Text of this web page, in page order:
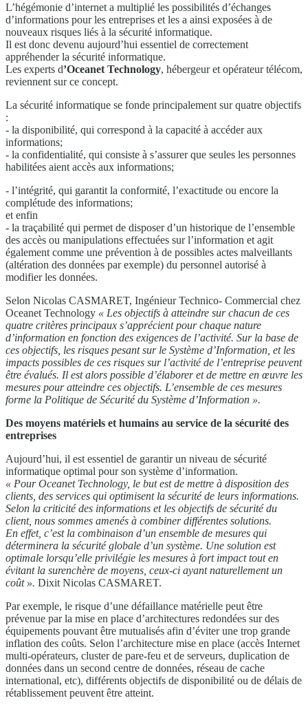
L’hégémonie d’internet a multiplié les possibilités d’échanges
d’informations pour les entreprises et les a ainsi exposées à de
nouveaux risques liés à la sécurité informatique.
Il est donc devenu aujourd’hui essentiel de correctement
appréhender la sécurité informatique.
Les experts d’Oceanet Technology, hébergeur et opérateur télécom,
reviennent sur ce concept.
La sécurité informatique se fonde principalement sur quatre objectifs
:
- la disponibilité, qui correspond à la capacité à accéder aux
informations;
- la confidentialité, qui consiste à s’assurer que seules les personnes
habilitées aient accès aux informations;
- l’intégrité, qui garantit la conformité, l’exactitude ou encore la
complétude des informations;
et enfin
- la traçabilité qui permet de disposer d’un historique de l’ensemble
des accès ou manipulations effectuées sur l’information et agit
également comme une prévention à de possibles actes malveillants
(altération des données par exemple) du personnel autorisé à
modifier les données.
Selon Nicolas CASMARET, Ingénieur Technico- Commercial chez
Oceanet Technology « Les objectifs à atteindre sur chacun de ces
quatre critères principaux s’apprécient pour chaque nature
d’information en fonction des exigences de l’activité. Sur la base de
ces objectifs, les risques pesant sur le Système d’Information, et les
impacts possibles de ces risques sur l’activité de l’entreprise peuvent
être évalués. Il est alors possible d’élaborer et de mettre en œuvre les
mesures pour atteindre ces objectifs. L’ensemble de ces mesures
forme la Politique de Sécurité du Système d’Information ».
Des moyens matériels et humains au service de la sécurité des
entreprises
Aujourd’hui, il est essentiel de garantir un niveau de sécurité
informatique optimal pour son système d’information.
« Pour Oceanet Technology, le but est de mettre à disposition des
clients, des services qui optimisent la sécurité de leurs informations.
Selon la criticité des informations et les objectifs de sécurité du
client, nous sommes amenés à combiner différentes solutions.
En effet, c’est la combinaison d’un ensemble de mesures qui
déterminera la sécurité globale d’un système. Une solution est
optimale lorsqu’elle privilégie les mesures à fort impact tout en
évitant la surenchère de moyens, ceux-ci ayant naturellement un
coût ». Dixit Nicolas CASMARET.
Par exemple, le risque d’une défaillance matérielle peut être
prévenue par la mise en place d’architectures redondées sur des
équipements pouvant être mutualisés afin d’éviter une trop grande
inflation des coûts. Selon l’architecture mise en place (accès Internet
multi-opérateurs, cluster de pare-feu et de serveurs, duplication de
données dans un second centre de données, réseau de cache
international, etc), différents objectifs de disponibilité ou de délais de
rétablissement peuvent être atteint.